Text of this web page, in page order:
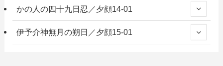
かの人の四十九日忍／夕顔14-01
伊予介神無月の朔日／夕顔15-01